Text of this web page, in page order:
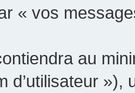
« vos
au
d’utilisateur